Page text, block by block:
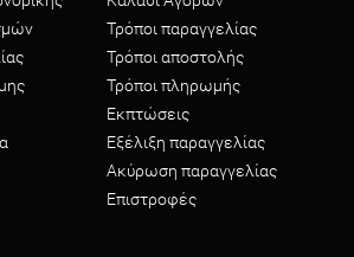
Τρόποι παραγγελίας
Τρόποι αποστολής
Τρόποι πληρωμής
Εκπτώσεις
Εξέλιξη παραγγελίας
Ακύρωση παραγγελίας
Επιστροφές